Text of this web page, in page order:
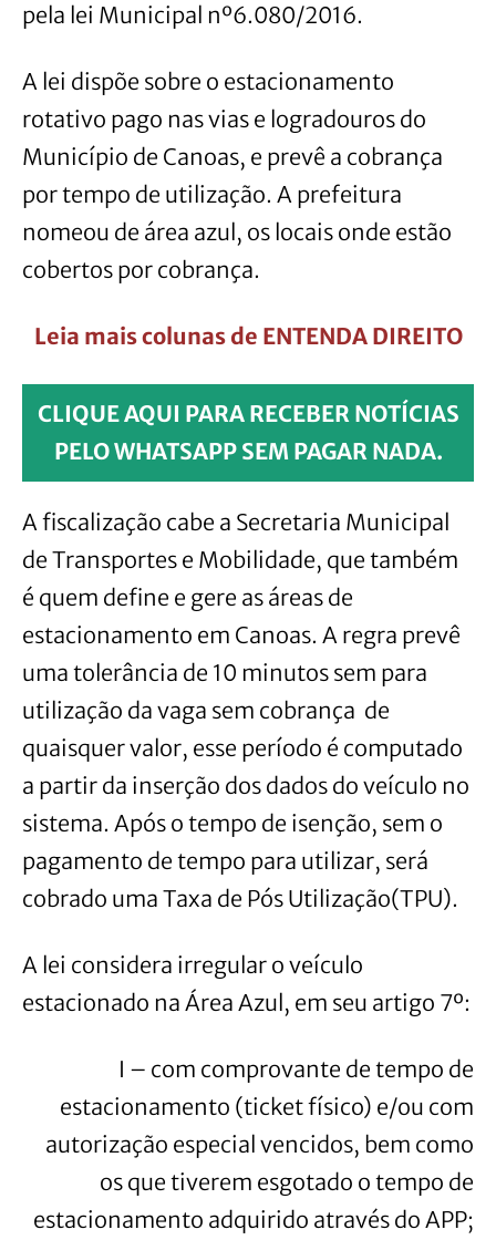
pela lei Municipal nº6.080/2016.
A lei dispõe sobre o estacionamento
rotativo pago nas vias e logradouros do
Município de Canoas, e prevê a cobrança
por tempo de utilização. A prefeitura
nomeou de área azul, os locais onde estão
cobertos por cobrança.
Leia mais colunas de ENTENDA DIREITO
CLIQUE AQUI PARA RECEBER NOTÍCIAS
PELO WHATSAPP SEM PAGAR NADA.
A fiscalização cabe a Secretaria Municipal
de Transportes e Mobilidade, que também
é quem define e gere as áreas de
estacionamento em Canoas. A regra prevê
uma tolerância de 10 minutos sem para
utilização da vaga sem cobrança de
quaisquer valor, esse período é computado
a partir da inserção dos dados do veículo no
sistema. Após o tempo de isenção, sem o
pagamento de tempo para utilizar, será
cobrado uma Taxa de Pós Utilização(TPU).
A lei considera irregular o veículo
estacionado na Área Azul, em seu artigo 7º:
I – com comprovante de tempo de
estacionamento (ticket físico) e/ou com
autorização especial vencidos, bem como
os que tiverem esgotado o tempo de
estacionamento adquirido através do APP;